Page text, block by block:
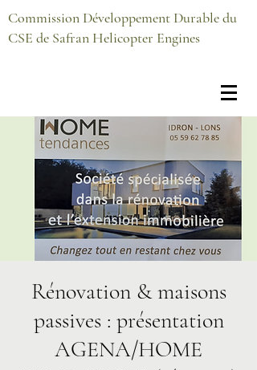
Commission Développement Durable du
CSE de Safran Helicopter Engines
Rénovation & maisons
passives : présentation
AGENA/HOME